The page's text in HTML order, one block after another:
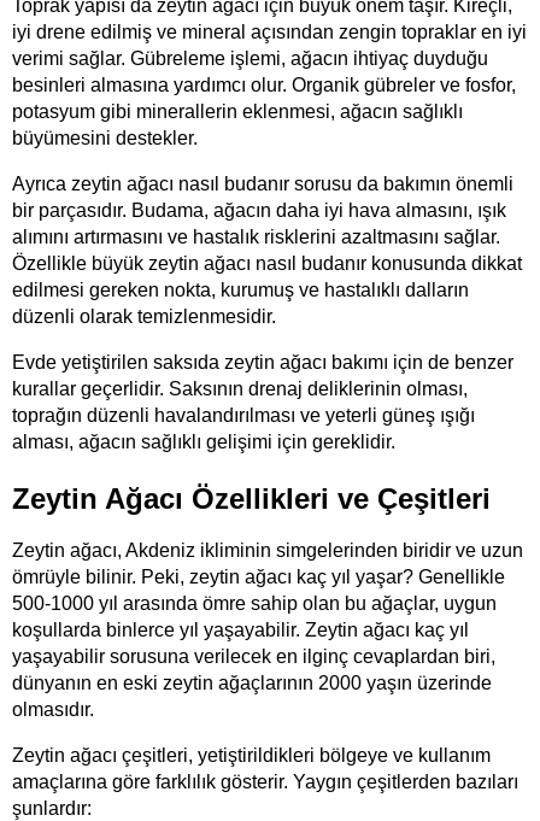
Toprak yapısı da zeytin ağacı için büyük önem taşır. Kireçli,
iyi drene edilmiş ve mineral açısından zengin topraklar en iyi
verimi sağlar. Gübreleme işlemi, ağacın ihtiyaç duyduğu
besinleri almasına yardımcı olur. Organik gübreler ve fosfor,
potasyum gibi minerallerin eklenmesi, ağacın sağlıklı
büyümesini destekler.
Ayrıca zeytin ağacı nasıl budanır sorusu da bakımın önemli
bir parçasıdır. Budama, ağacın daha iyi hava almasını, ışık
alımını artırmasını ve hastalık risklerini azaltmasını sağlar.
Özellikle büyük zeytin ağacı nasıl budanır konusunda dikkat
edilmesi gereken nokta, kurumuş ve hastalıklı dalların
düzenli olarak temizlenmesidir.
Evde yetiştirilen saksıda zeytin ağacı bakımı için de benzer
kurallar geçerlidir. Saksının drenaj deliklerinin olması,
toprağın düzenli havalandırılması ve yeterli güneş ışığı
alması, ağacın sağlıklı gelişimi için gereklidir.
Zeytin Ağacı Özellikleri ve Çeşitleri
Zeytin ağacı, Akdeniz ikliminin simgelerinden biridir ve uzun
ömrüyle bilinir. Peki, zeytin ağacı kaç yıl yaşar? Genellikle
500-1000 yıl arasında ömre sahip olan bu ağaçlar, uygun
koşullarda binlerce yıl yaşayabilir. Zeytin ağacı kaç yıl
yaşayabilir sorusuna verilecek en ilginç cevaplardan biri,
dünyanın en eski zeytin ağaçlarının 2000 yaşın üzerinde
olmasıdır.
Zeytin ağacı çeşitleri, yetiştirildikleri bölgeye ve kullanım
amaçlarına göre farklılık gösterir. Yaygın çeşitlerden bazıları
şunlardır: